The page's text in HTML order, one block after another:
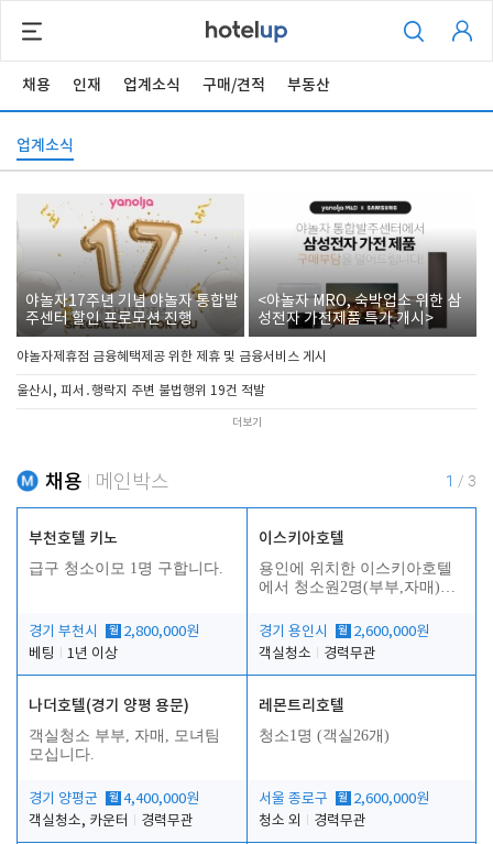
채용 인재 업계소식 구매/견적 부동산
업계소식
야놀자17주년 기념 야놀자 통합발
주센터 할인 프로모션 진행
<야놀자 MRO, 숙박업소 위한 삼
성전자 가전제품 특가 개시>
야놀자제휴점 금융혜택제공 위한 제휴 및 금융서비스 게시
울산시, 피서․행락지 주변 불법행위 19건 적발
더보기
채용 메인박스 1 / 3
부천호텔 키노
급구 청소이모 1명 구합니다.
경기 부천시 월 2,800,000원
베팅
1년 이상
이스키아호텔
용인에 위치한 이스키아호텔
에서 청소원2명(부부,자매)을
경기 용인시
월 2,600,000원
객실청소
경력무관
나더호텔(경기 양평 용문)
객실청소 부부, 자매, 모녀팀
모십니다.
경기 양평군 월 4,400,000원
객실청소, 카운터
경력무관
레몬트리호텔
청소1명 (객실26개)
서울 종로구 월 2,600,000원
청소 외
경력무관